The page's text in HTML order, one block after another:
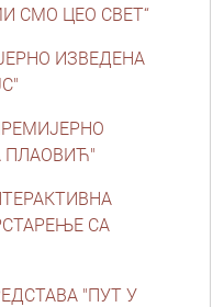
СМО ЦЕО СВЕТ“
ИЗВЕДЕНА
ПЛАОВИЋ"
СА
"ПУТ У